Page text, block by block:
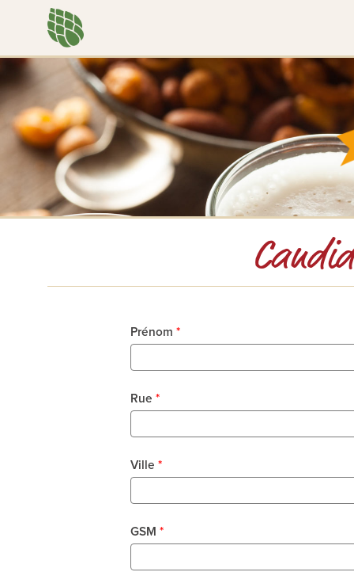
Prénom *
Rue *
Ville *
GSM *